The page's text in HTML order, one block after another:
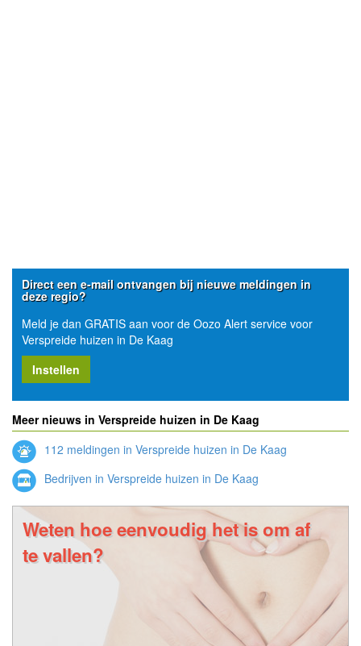
Direct een e-mail ontvangen bij nieuwe meldingen in
deze regio?
Meld je dan GRATIS aan voor de Oozo Alert service voor
Verspreide huizen in De Kaag
Instellen
Meer nieuws in Verspreide huizen in De Kaag
112 meldingen in Verspreide huizen in De Kaag
Bedrijven in Verspreide huizen in De Kaag
Weten hoe eenvoudig het is om af
te vallen?